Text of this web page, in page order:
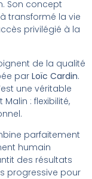
Son concept
transformé la vie
privilégié à la
de la qualité
par Loïc Cardin.
une véritable
: flexibilité,
parfaitement
humain
des résultats
progressive pour